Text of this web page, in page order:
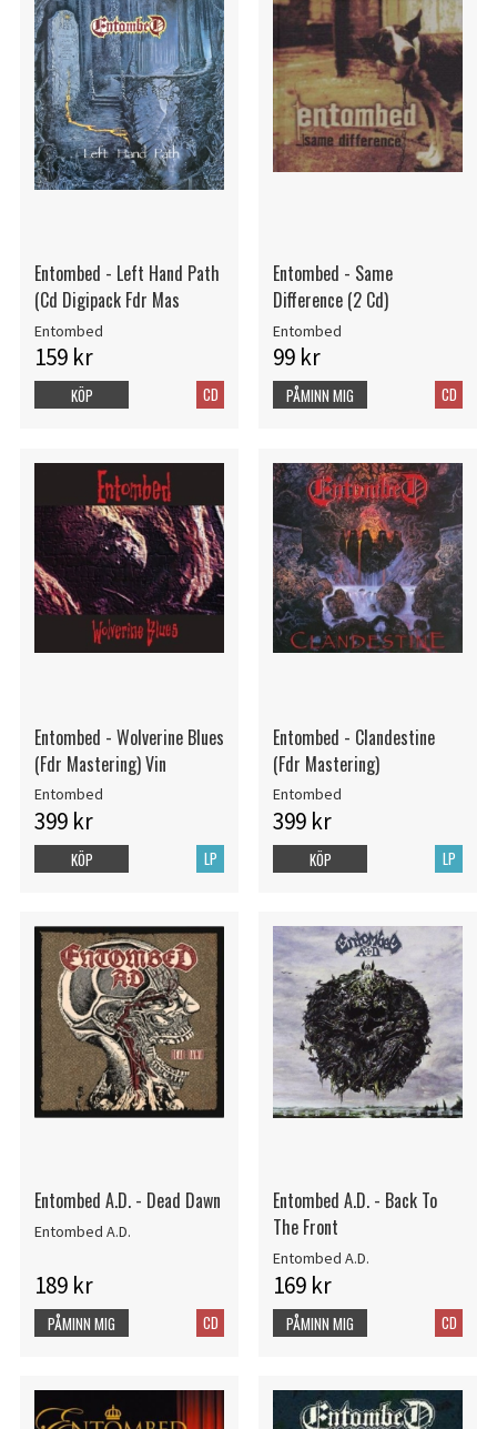
Entombed - Left Hand Path
(Cd Digipack Fdr Mas
Entombed
159 kr
CD
KÖP
Entombed - Same
Difference (2 Cd)
Entombed
99 kr
CD
PÅMINN MIG
Entombed - Wolverine Blues
(Fdr Mastering) Vin
Entombed
399 kr
LP
KÖP
Entombed - Clandestine
(Fdr Mastering)
Entombed
399 kr
LP
KÖP
Entombed A.D. - Dead Dawn
Entombed A.D.
189 kr
CD
PÅMINN MIG
Entombed A.D. - Back To
The Front
Entombed A.D.
169 kr
CD
PÅMINN MIG